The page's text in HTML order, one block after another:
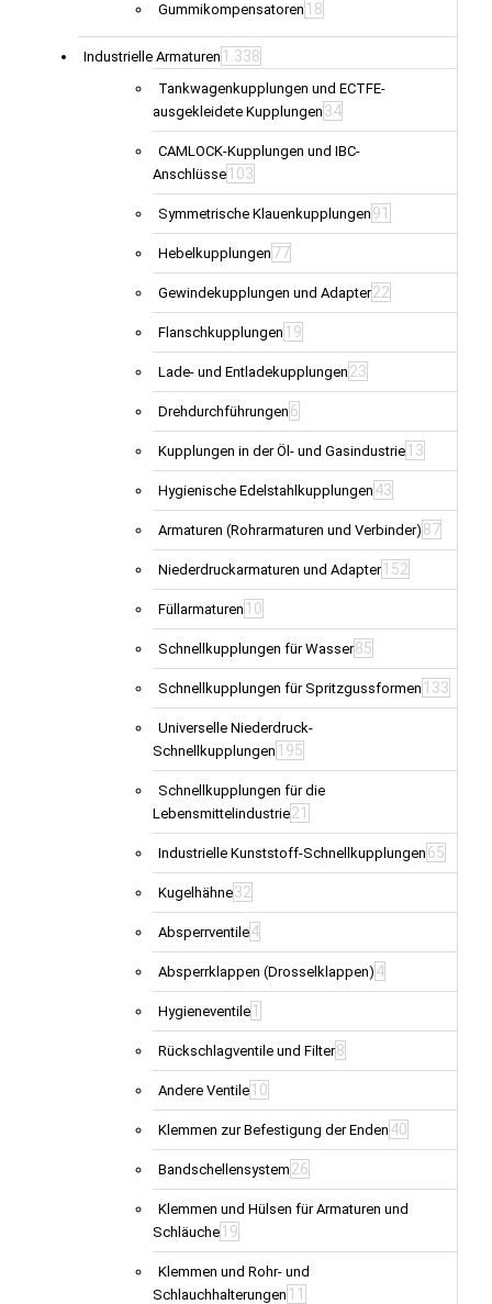
Gummikompensatoren 18
Industrielle Armaturen 1.338
Tankwagenkupplungen und ECTFE-
ausgekleidete Kupplungen 34
CAMLOCK-Kupplungen und IBC-
Anschlüsse 103
Symmetrische Klauenkupplungen 91
Hebelkupplungen 77
Gewindekupplungen und Adapter22
Flanschkupplungen 19
Lade- und Entladekupplungen 23
Drehdurchführungen 6
Kupplungen in der Öl- und Gasindustrie 13
Hygienische Edelstahlkupplungen 43
Armaturen (Rohrarmaturen und Verbinder) 87
Niederdruckarmaturen und Adapter 152
Füllarmaturen 10
Schnellkupplungen für Wasser85
Schnellkupplungen für Spritzgussformen 133
Universelle Niederdruck-
Schnellkupplungen 195
Schnellkupplungen für die
Lebensmittelindustrie21
Industrielle Kunststoff-Schnellkupplungen 65
Kugelhähne32
Absperrventile4
Absperrklappen (Drosselklappen) 4
Hygieneventile 1
Rückschlagventile und Filter8
Andere Ventile 10
Klemmen zur Befestigung der Enden 40
Bandschellensystem 26
Klemmen und Hülsen für Armaturen und
Schläuche 19
Klemmen und Rohr- und
Schlauchhalterungen 11